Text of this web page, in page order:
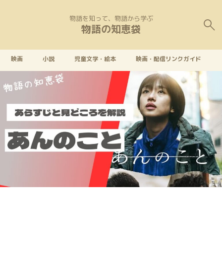
物語を知って、物語から学ぶ
物語の知恵袋
映画 小説 児童文学・絵本 映画・配信リンクガイド